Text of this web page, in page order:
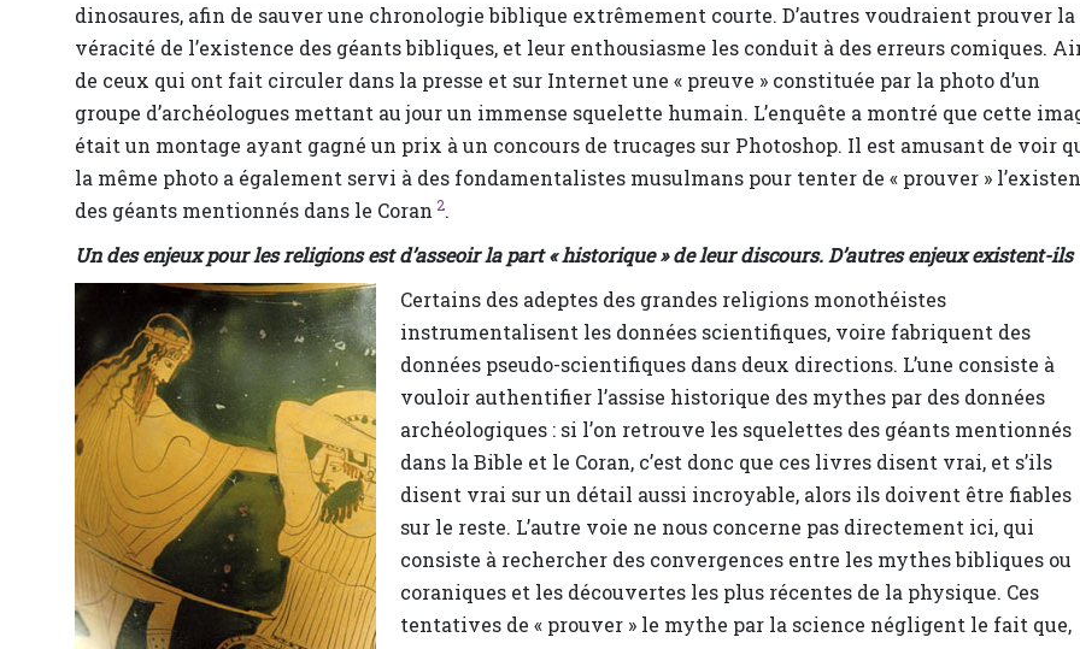
dinosaures, afin de sauver une chronologie biblique extrêmement courte. D’autres voudraient prouver la
véracité de l’existence des géants bibliques, et leur enthousiasme les conduit à des erreurs comiques.
de ceux qui ont fait circuler dans la presse et sur Internet une « preuve » constituée par la photo d’un
groupe d’archéologues mettant au jour un immense squelette humain. L’enquête a montré que cette
était un montage ayant gagné un prix à un concours de trucages sur Photoshop. Il est amusant de voir
la même photo a également servi à des fondamentalistes musulmans pour tenter de « prouver »
des géants mentionnés dans le Coran 2.
Un des enjeux pour les religions est d’asseoir la part « historique » de leur discours. D’autres enjeux existent-ils
Certains des adeptes des grandes religions monothéistes
instrumentalisent les données scientifiques, voire fabriquent des
données pseudo-scientifiques dans deux directions. L’une consiste à
vouloir authentifier l’assise historique des mythes par des données
archéologiques : si l’on retrouve les squelettes des géants mentionnés
dans la Bible et le Coran, c’est donc que ces livres disent vrai, et s’ils
disent vrai sur un détail aussi incroyable, alors ils doivent être fiables
sur le reste. L’autre voie ne nous concerne pas directement ici, qui
consiste à rechercher des convergences entre les mythes bibliques ou
coraniques et les découvertes les plus récentes de la physique. Ces
tentatives de « prouver » le mythe par la science négligent le fait que,